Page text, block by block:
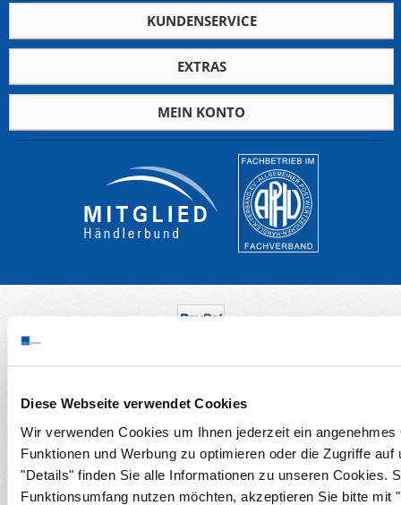
Diese Webseite verwendet Cookies
Wir verwenden Cookies um Ihnen jederzeit ein
Funktionen und Werbung zu optimieren oder die Zugriffe
"Details" finden Sie alle Informationen zu unseren Cookies.
Funktionsumfang nutzen möchten, akzeptieren Sie bitte mit
Unternehmen
Ankauf
KUNDENSERVICE
EXTRAS
MEIN KONTO